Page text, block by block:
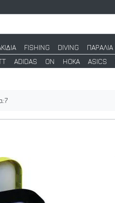
FISHING DIVING ΠΑΡΑΛΙΑ
ADIDAS ON HOKA ASICS
7